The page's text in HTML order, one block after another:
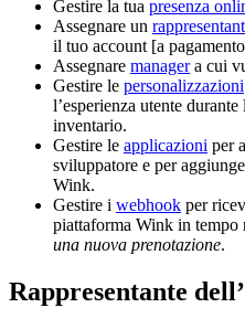
Gestire la tua presenza
Assegnare un
il tuo account [a
Assegnare managera cui
Gestire le personalizzazioni
l’esperienza utente
inventario.
Gestire le applicazioni per
sviluppatore e per
Wink.
Gestire i webhook per
piattaforma Wink in tempo
una nuova prenotazione.
Rappresentante